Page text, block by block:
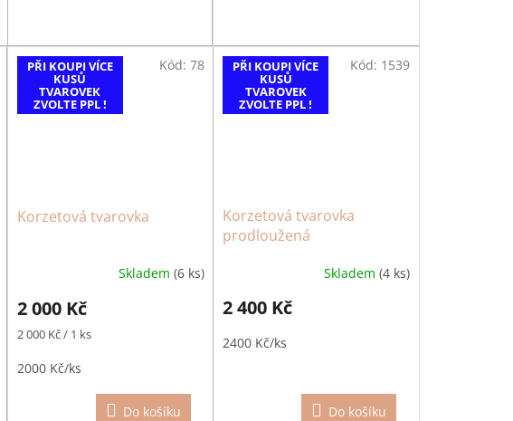
PŘI KOUPI VÍCE
KUSŮ
TVAROVEK
ZVOLTE PPL !
Korzetová tvarovka
produktu
je
5,0
z
5
Skladem(6 ks)
2 000 Kč
Měrná
2 000 Kč / 1 ks
Do košíku
2000 Kč/ks
Kód:78 PŘI KOUPI VÍCE
KUSŮ
TVAROVEK
ZVOLTE PPL !
Korzetová tvarovka
prodloužená
Skladem (4 ks)
2 400 Kč
Do košíku
2400 Kč/ks
Kód: 1539